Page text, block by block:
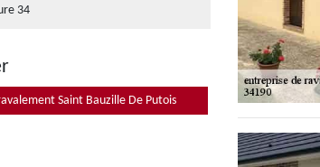
34
Saint Bauzille De Putois